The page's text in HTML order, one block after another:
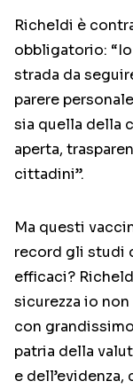
Richeldi è
obbligatorio:
strada da
parere
sia quella della
aperta,
cittadini”.
Ma questi
record gli studi
efficaci?
sicurezza io
con
patria della
e